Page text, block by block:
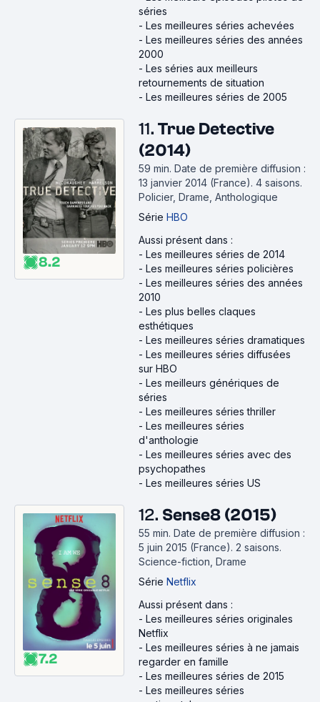
séries
- Les meilleures séries achevées
- Les meilleures séries des années
2000
- Les séries aux meilleurs
retournements de situation
- Les meilleures séries de 2005
8.2
11. True Detective
(2014)
59 min. Date de première diffusion :
13 janvier 2014 (France). 4 saisons.
Policier, Drame, Anthologique
Série HBO
Aussi présent dans :
- Les meilleures séries de 2014
- Les meilleures séries policières
- Les meilleures séries des années
2010
- Les plus belles claques
esthétiques
- Les meilleures séries dramatiques
- Les meilleures séries diffusées
sur HBO
- Les meilleurs génériques de
séries
- Les meilleures séries thriller
- Les meilleures séries
d'anthologie
- Les meilleures séries avec des
psychopathes
- Les meilleures séries US
7.2
12. Sense8 (2015)
55 min. Date de première diffusion :
5 juin 2015 (France). 2 saisons.
Science-fiction, Drame
Série Netflix
Aussi présent dans :
- Les meilleures séries originales
Netflix
- Les meilleures séries à ne jamais
regarder en famille
- Les meilleures séries de 2015
- Les meilleures séries